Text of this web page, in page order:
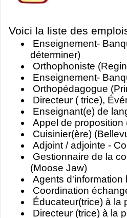
Voici la liste des
Enseignement-
déterminer)
Orthophoniste
Enseignement-
Orthopédagogue
Directeur ( trice),
Enseignant(e) de
Appel de proposition
Cuisinier(ère)
Adjoint / adjointe -
Gestionnaire de la
(Moose Jaw)
Agents d'information
Coordination
Éducateur(trice) à la
Directeur (trice) à la